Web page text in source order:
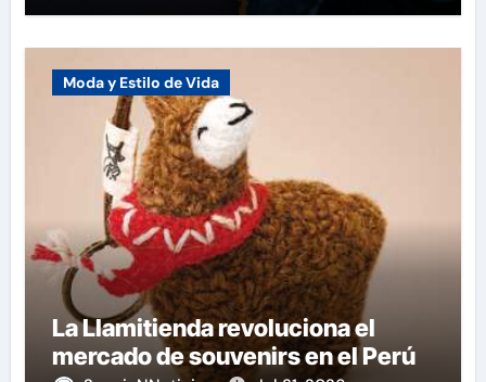
Moda y Estilo de Vida
La Llamitienda revoluciona el
mercado de souvenirs en el Perú